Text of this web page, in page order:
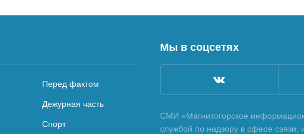
Перед фактом
Дежурная часть
Спорт
Мы в соцсетях
СМИ «Магнитогорское
службой по надзору в сфере